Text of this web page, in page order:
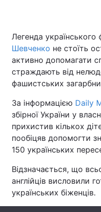
Головна
Україна
Економіка
Спорт
Техно і зв'язок
Зброя
Цікавинки
Екологія
Легенда українського
Шевченко не стоїть
активно допомагати
страждають від
фашистських
За інформацією Daily
збірної України у
прихистив кількох
пообіцяв допомогти
150 українських
Відзначається, що
англійців висловили
українських біженців.